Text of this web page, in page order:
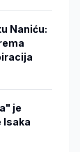
Naniću:
je
Isaka